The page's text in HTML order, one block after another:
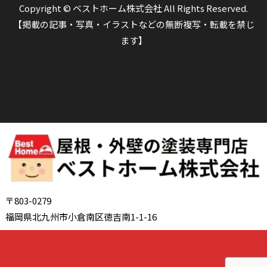
Copyright © ベストホーム株式会社 All Rights Reserved.
【掲載の記事・写真・イラストなどの無断複写・転載を禁じ
ます】
〒803-0279
福岡県北九州市小倉南区徳吉南1-1-16